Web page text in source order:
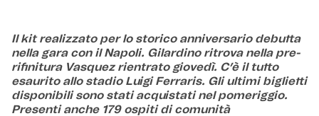
Il kit realizzato per lo storico anniversario debutta
nella gara con il Napoli. Gilardino ritrova nella pre-
rifinitura Vasquez rientrato giovedì. C’è il tutto
esaurito allo stadio Luigi Ferraris. Gli ultimi biglietti
disponibili sono stati acquistati nel pomeriggio.
Presenti anche 179 ospiti di comunità